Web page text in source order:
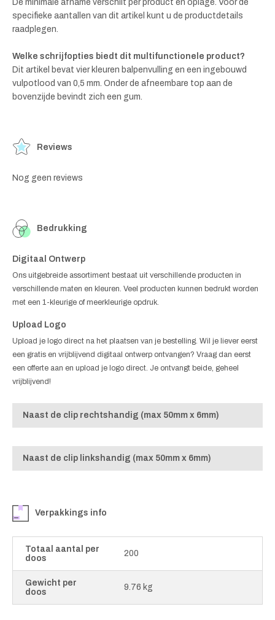
De minimale afname verschilt per product en oplage. Voor de
specifieke aantallen van dit artikel kunt u de productdetails
raadplegen.
Welke schrijfopties biedt dit multifunctionele product?
Dit artikel bevat vier kleuren balpenvulling en een ingebouwd
vulpotlood van 0,5 mm. Onder de afneembare top aan de
bovenzijde bevindt zich een gum.
Reviews
Nog geen reviews
Bedrukking
Digitaal Ontwerp
Ons uitgebreide assortiment bestaat uit verschillende producten in
verschillende maten en kleuren. Veel producten kunnen bedrukt worden
met een 1-kleurige of meerkleurige opdruk.
Upload Logo
Upload je logo direct na het plaatsen van je bestelling. Wil je liever eerst
een gratis en vrijblijvend digitaal ontwerp ontvangen? Vraag dan eerst
een offerte aan en upload je logo direct. Je ontvangt beide, geheel
vrijblijvend!
Naast de clip rechtshandig (max 50mm x 6mm)
Naast de clip linkshandig (max 50mm x 6mm)
Verpakkings info
Totaal aantal per
doos
200
Gewicht per
doos
9.76 kg